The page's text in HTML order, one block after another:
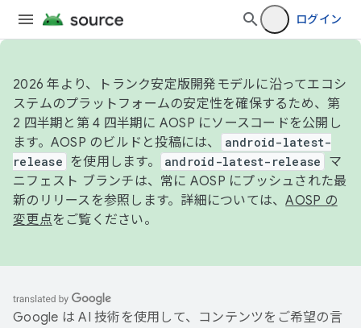
ログイン
2026 年より、トランク安定版開発モデルに沿ってエコシ
ステムのプラットフォームの安定性を確保するため、第
2 四半期と第 4 四半期に AOSP にソースコードを公開し
ます。AOSP のビルドと投稿には、
android-latest-
release
を使用します。 android-latest-release
マ
ニフェスト ブランチは、常に AOSP にプッシュされた最
新のリリースを参照します。詳細については、AOSP の
変更点をご覧ください。
Google は AI 技術を使用して、コンテンツをご希望の言